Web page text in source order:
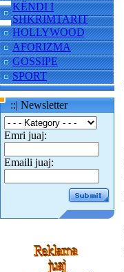
KËNDI I
SHKRIMTARIT
HOLLYWOOD
AFORIZMA
GOSSIPE
SPORT
::| Newsletter
Emri juaj:
Emaili juaj: